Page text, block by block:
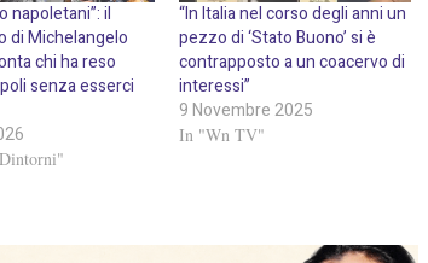
napoletani”: il
di Michelangelo
chi ha reso
senza esserci
“In Italia nel corso degli anni un
pezzo di ‘Stato Buono’ si è
contrapposto a un coacervo di
interessi”
9 Novembre 2025
In "Wn TV"